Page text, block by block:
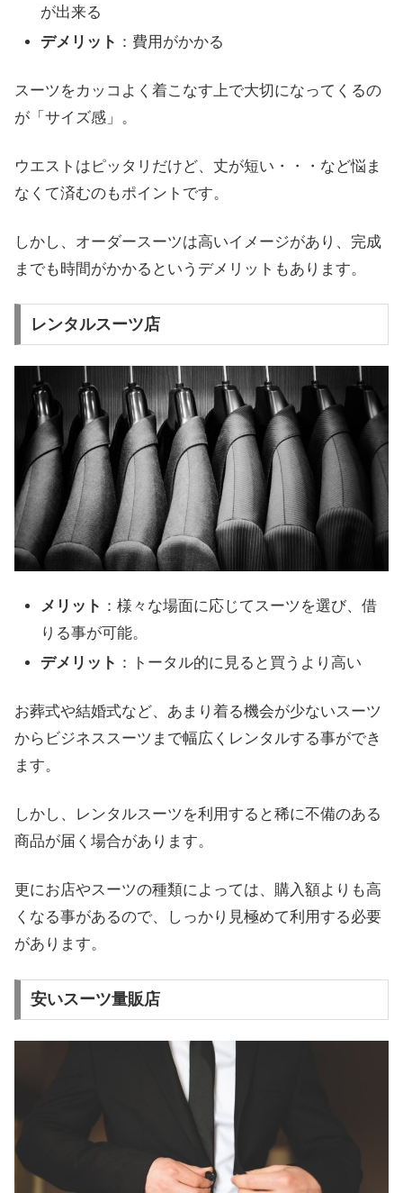
が出来る
デメリット ：費用がかかる
スーツをカッコよく着こなす上で大切になってくるの
が「サイズ感」。
ウエストはピッタリだけど、丈が短い・・・など悩ま
なくて済むのもポイントです。
しかし、オーダースーツは高いイメージがあり、完成
までも時間がかかるというデメリットもあります。
レンタルスーツ店
メリット ：様々な場面に応じてスーツを選び、借
りる事が可能。
デメリット ：トータル的に見ると買うより高い
お葬式や結婚式など、あまり着る機会が少ないスーツ
からビジネススーツまで幅広くレンタルする事ができ
ます。
しかし、レンタルスーツを利用すると稀に不備のある
商品が届く場合があります。
更にお店やスーツの種類によっては、購入額よりも高
くなる事があるので、しっかり見極めて利用する必要
があります。
安いスーツ量販店